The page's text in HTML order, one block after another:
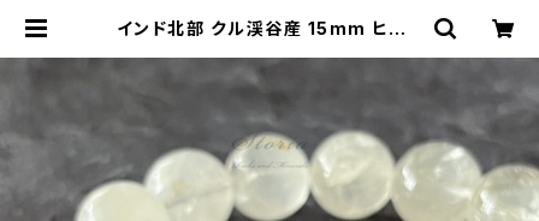
インド北部 クル渓谷産 15mm ヒマラ
現物】 | storia